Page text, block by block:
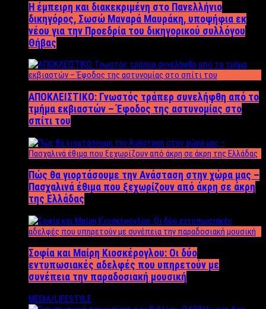
Η έμπειρη και διακεκριμένη στο Πανελλήνιο
δικηγόρος, Σωσώ Μαναρά Μαυράκη, υποψήφια εκ
νέου για την Προεδρία του δικηγορικού συλλόγου
Θήβας
ΑΠΟΚΛΕΙΣΤΙΚΟ: Γνωστός τράπερ συνελήφθη από το
τμήμα εκβιαστών – Έφοδος της αστυνομίας στο
σπίτι του
Πώς θα γιορτάσουμε την Ανάσταση στην χώρα μας –
Πασχαλινά έθιμα που ξεχωρίζουν από άκρη σε άκρη
της Ελλάδας
Σοφία και Μαίρη Κιοσκέρογλου: Οι δύο
εντυπωσιακές αδελφές που υπηρετούν με
συνέπεια την παραδοσιακή μουσική
MEDIA/LIFESTYLE